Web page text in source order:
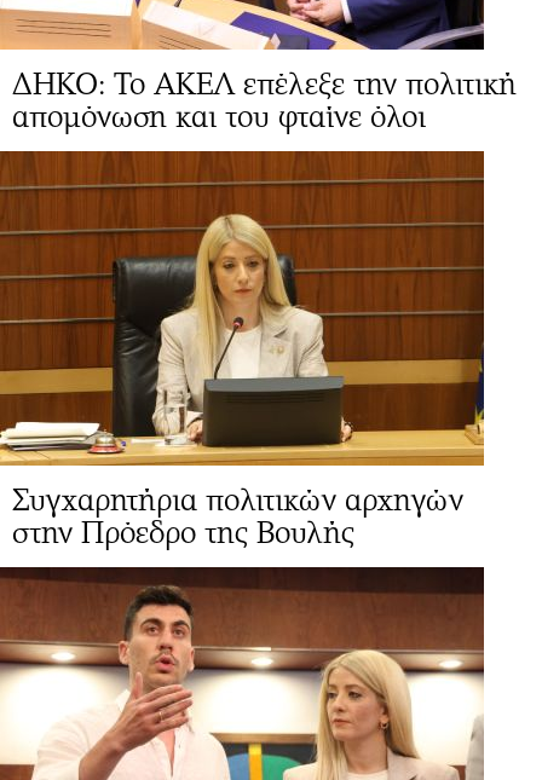
ΔΗΚΟ: Το ΑΚΕΛ επέλεξε την πολιτική
απομόνωση και του φταίνε όλοι
Συγχαρητήρια πολιτικών αρχηγών
στην Πρόεδρο της Βουλής